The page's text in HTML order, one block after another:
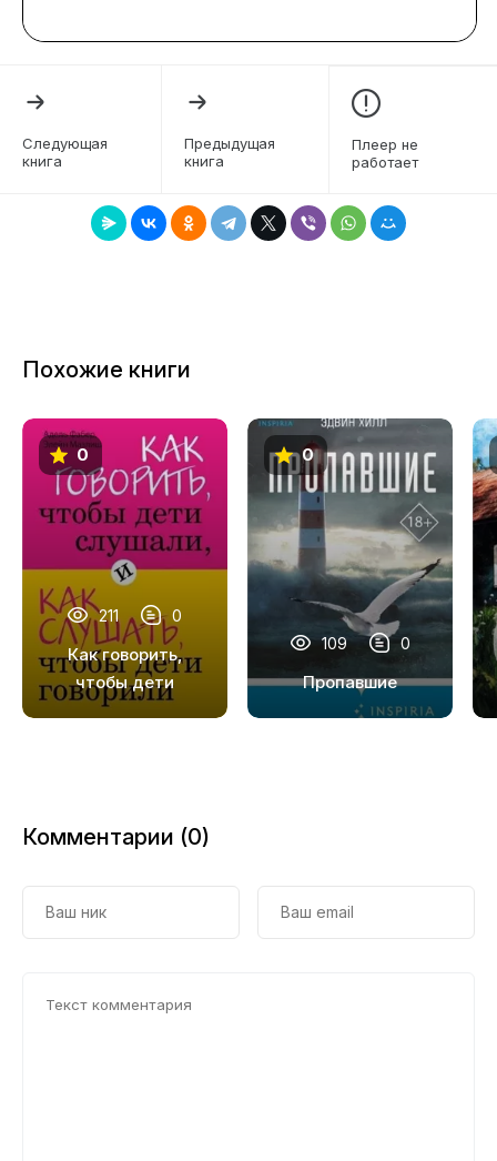
Следующая
книга
Предыдущая
книга
Плеер не
работает
Похожие книги
0
211 0
Как говорить,
чтобы дети
слушали, и как
0
109 0
Пропавшие
Комментарии (0)